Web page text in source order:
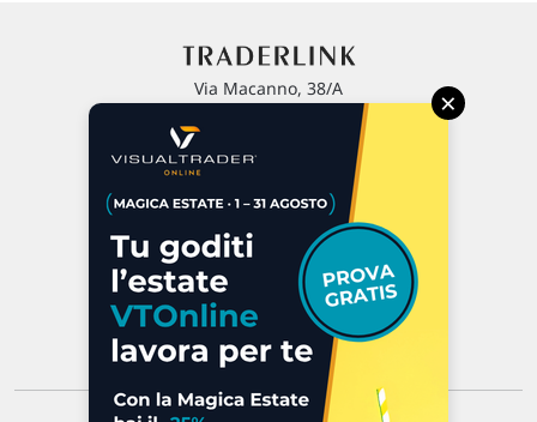
Via Macanno, 38/A
P.IVA 02 452 460 401
Chi siamo
Commenti e segnalazioni
Contattaci
×